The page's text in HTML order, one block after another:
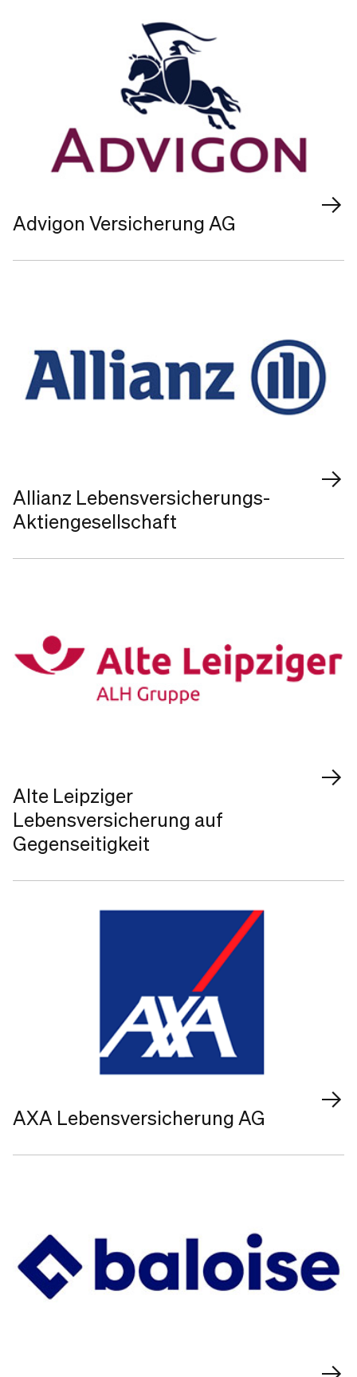
Advigon Versicherung AG
Allianz Lebensversicherungs-
Aktiengesellschaft
Alte Leipziger
Lebensversicherung auf
Gegenseitigkeit
AXA Lebensversicherung AG